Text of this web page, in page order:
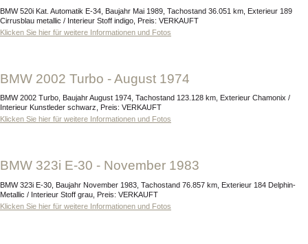
BMW 520i Kat. Automatik E-34, Baujahr Mai 1989, Tachostand 36.051 km, Exterieur 189
Cirrusblau metallic / Interieur Stoff indigo, Preis: VERKAUFT
Klicken Sie hier für weitere Informationen und Fotos
BMW 2002 Turbo - August 1974
BMW 2002 Turbo, Baujahr August 1974, Tachostand 123.128 km, Exterieur Chamonix /
Interieur Kunstleder schwarz, Preis: VERKAUFT
Klicken Sie hier für weitere Informationen und Fotos
BMW 323i E-30 - November 1983
BMW 323i E-30, Baujahr November 1983, Tachostand 76.857 km, Exterieur 184 Delphin-
Metallic / Interieur Stoff grau, Preis: VERKAUFT
Klicken Sie hier für weitere Informationen und Fotos